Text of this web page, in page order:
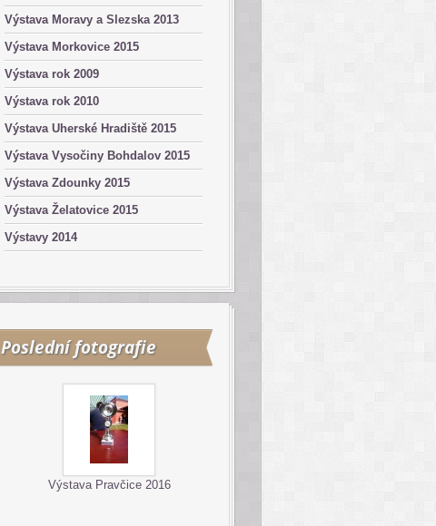
Výstava Moravy a Slezska 2013
Výstava Morkovice 2015
Výstava rok 2009
Výstava rok 2010
Výstava Uherské Hradiště 2015
Výstava Vysočiny Bohdalov 2015
Výstava Zdounky 2015
Výstava Želatovice 2015
Výstavy 2014
Poslední fotografie
Výstava Pravčice 2016